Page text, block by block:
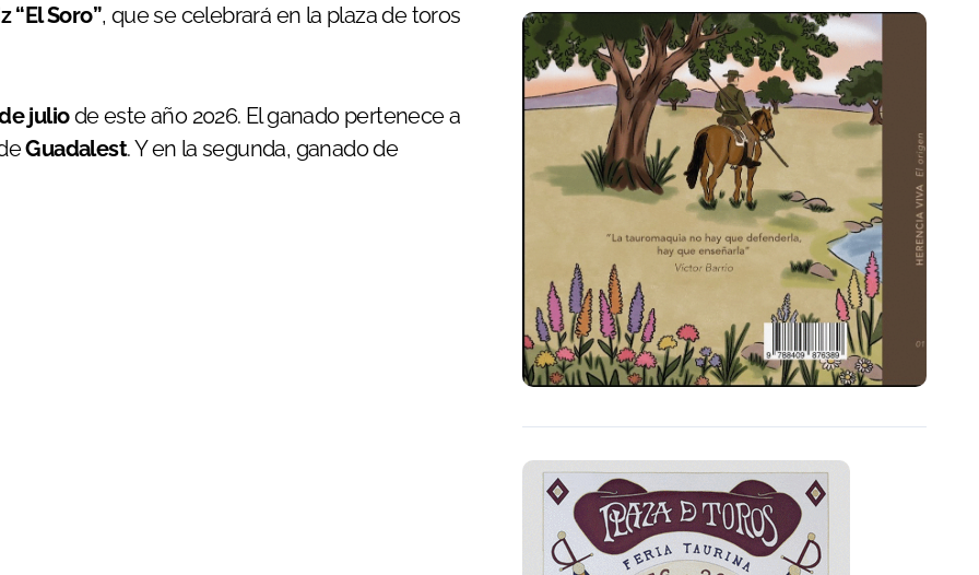
“El Soro”, que se celebrará en la plaza de toros
juliode este año 2026. El ganado pertenece a
Guadalest. Y en la segunda, ganado de